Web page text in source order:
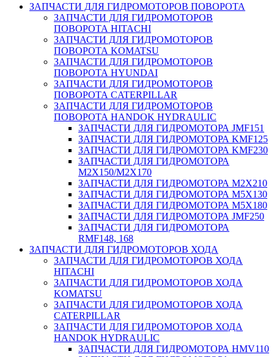
ЗАПЧАСТИ ДЛЯ ГИДРОМОТОРОВ ПОВОРОТА
ЗАПЧАСТИ ДЛЯ ГИДРОМОТОРОВ
ПОВОРОТА HITACHI
ЗАПЧАСТИ ДЛЯ ГИДРОМОТОРОВ
ПОВОРОТА KOMATSU
ЗАПЧАСТИ ДЛЯ ГИДРОМОТОРОВ
ПОВОРОТА HYUNDAI
ЗАПЧАСТИ ДЛЯ ГИДРОМОТОРОВ
ПОВОРОТА CATERPILLAR
ЗАПЧАСТИ ДЛЯ ГИДРОМОТОРОВ
ПОВОРОТА HANDOK HYDRAULIC
ЗАПЧАСТИ ДЛЯ ГИДРОМОТОРА JMF151
ЗАПЧАСТИ ДЛЯ ГИДРОМОТОРА KMF125
ЗАПЧАСТИ ДЛЯ ГИДРОМОТОРА KMF230
ЗАПЧАСТИ ДЛЯ ГИДРОМОТОРА
M2X150/M2X170
ЗАПЧАСТИ ДЛЯ ГИДРОМОТОРА M2X210
ЗАПЧАСТИ ДЛЯ ГИДРОМОТОРА M5X130
ЗАПЧАСТИ ДЛЯ ГИДРОМОТОРА M5X180
ЗАПЧАСТИ ДЛЯ ГИДРОМОТОРА JMF250
ЗАПЧАСТИ ДЛЯ ГИДРОМОТОРА
RMF148, 168
ЗАПЧАСТИ ДЛЯ ГИДРОМОТОРОВ ХОДА
ЗАПЧАСТИ ДЛЯ ГИДРОМОТОРОВ ХОДА
HITACHI
ЗАПЧАСТИ ДЛЯ ГИДРОМОТОРОВ ХОДА
KOMATSU
ЗАПЧАСТИ ДЛЯ ГИДРОМОТОРОВ ХОДА
CATERPILLAR
ЗАПЧАСТИ ДЛЯ ГИДРОМОТОРОВ ХОДА
HANDOK HYDRAULIC
ЗАПЧАСТИ ДЛЯ ГИДРОМОТОРА HMV110